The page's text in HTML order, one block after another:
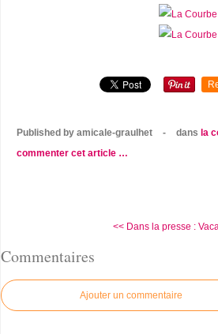
Published by amicale-graulhet - dans la
commenter cet article …
<< Dans la presse :
Commentaires
Ajouter un commentaire